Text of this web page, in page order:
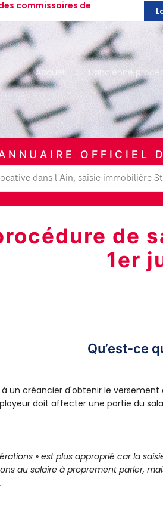
commissaires de
Accueil L’ancienne
OFFICIEL
de
1er
Qu’est-ce
un créancier d'obtenir le
doit affecter une partie du
» est plus approprié car la
au salaire à proprement parler,